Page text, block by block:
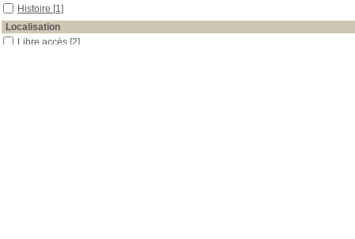
Histoire [1]
Localisation
Libre accès [2]